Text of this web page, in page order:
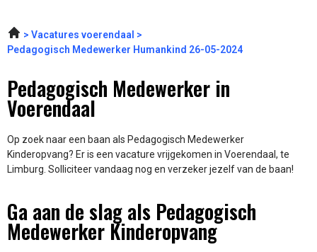
Vacatures voerendaal
Pedagogisch Medewerker Humankind 26-05-2024
Pedagogisch Medewerker in
Voerendaal
Op zoek naar een baan als Pedagogisch Medewerker
Kinderopvang? Er is een vacature vrijgekomen in Voerendaal, te
Limburg. Solliciteer vandaag nog en verzeker jezelf van de baan!
Ga aan de slag als Pedagogisch
Medewerker Kinderopvang